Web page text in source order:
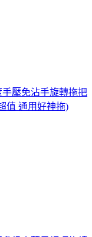
壓免沾手旋轉拖把
值 通用好神拖)